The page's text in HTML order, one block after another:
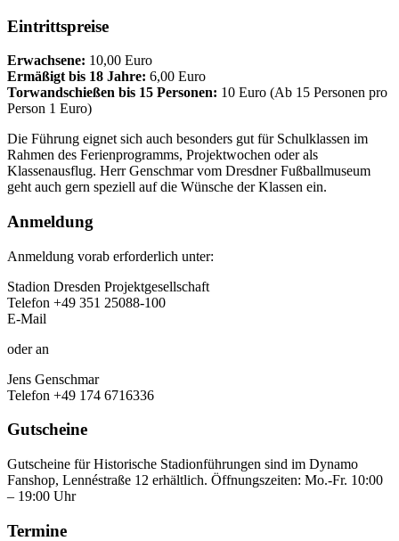
Eintrittspreise
Erwachsene: 10,00 Euro
Ermäßigt bis 18 Jahre: 6,00 Euro
Torwandschießen bis 15 Personen: 10 Euro (Ab 15 Personen pro
Person 1 Euro)
Die Führung eignet sich auch besonders gut für Schulklassen im
Rahmen des Ferienprogramms, Projektwochen oder als
Klassenausflug. Herr Genschmar vom Dresdner Fußballmuseum
geht auch gern speziell auf die Wünsche der Klassen ein.
Anmeldung
Anmeldung vorab erforderlich unter:
Stadion Dresden Projektgesellschaft
Telefon +49 351 25088-100
E-Mail
oder an
Jens Genschmar
Telefon +49 174 6716336
Gutscheine
Gutscheine für Historische Stadionführungen sind im Dynamo
Fanshop, Lennéstraße 12 erhältlich. Öffnungszeiten: Mo.-Fr. 10:00
– 19:00 Uhr
Termine